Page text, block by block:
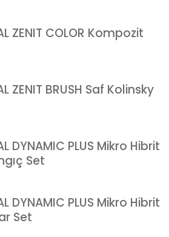
ZENIT COLOR Kompozit
ZENIT BRUSH Saf Kolinsky
DYNAMIC PLUS Mikro Hibrit
Set
DYNAMIC PLUS Mikro Hibrit
Set